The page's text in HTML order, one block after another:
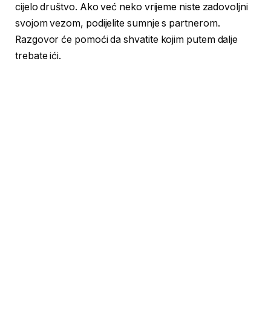
cijelo društvo. Ako već neko vrijeme niste zadovoljni
svojom vezom, podijelite sumnje s partnerom.
Razgovor će pomoći da shvatite kojim putem dalje
trebate ići.